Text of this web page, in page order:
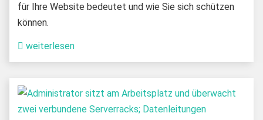
für Ihre Website bedeutet und wie Sie sich schützen
können.
weiterlesen